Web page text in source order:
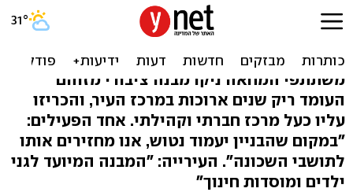
ת"א: מבנה נטוש ענק הפך
ל"מרכז קהילתי"
משתתפי המחאה ניקו מבנה ציבורי מזוהם
העומד ריק שנים ארוכות במרכז העיר, והכריזו
עליו כעל מרכז חברתי וקהילתי. אחד הפעילים:
"במקום שהבניין יעמוד נטוש, אנו מחזירים אותו
לתושבי השכונה". העירייה: "המבנה המיועד לגני
ילדים ומוסדות חינוך"